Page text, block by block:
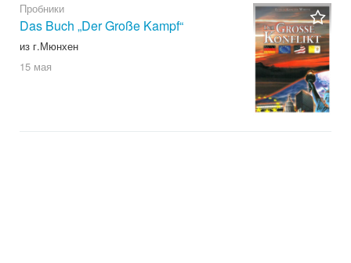
Пробники
Das Buch „Der Große Kampf“
из г.Мюнхен
15 мая